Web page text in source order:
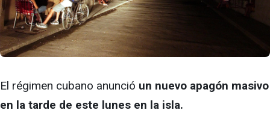
El régimen cubano anunció un nuevo apagón masivo
en la tarde de este lunes en la isla.